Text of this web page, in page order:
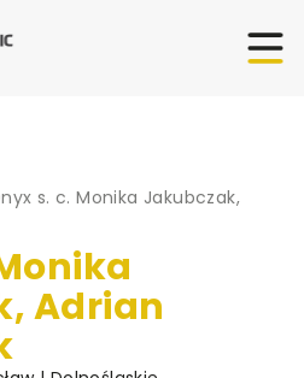
s. c. Monika Jakubczak,
Adrian